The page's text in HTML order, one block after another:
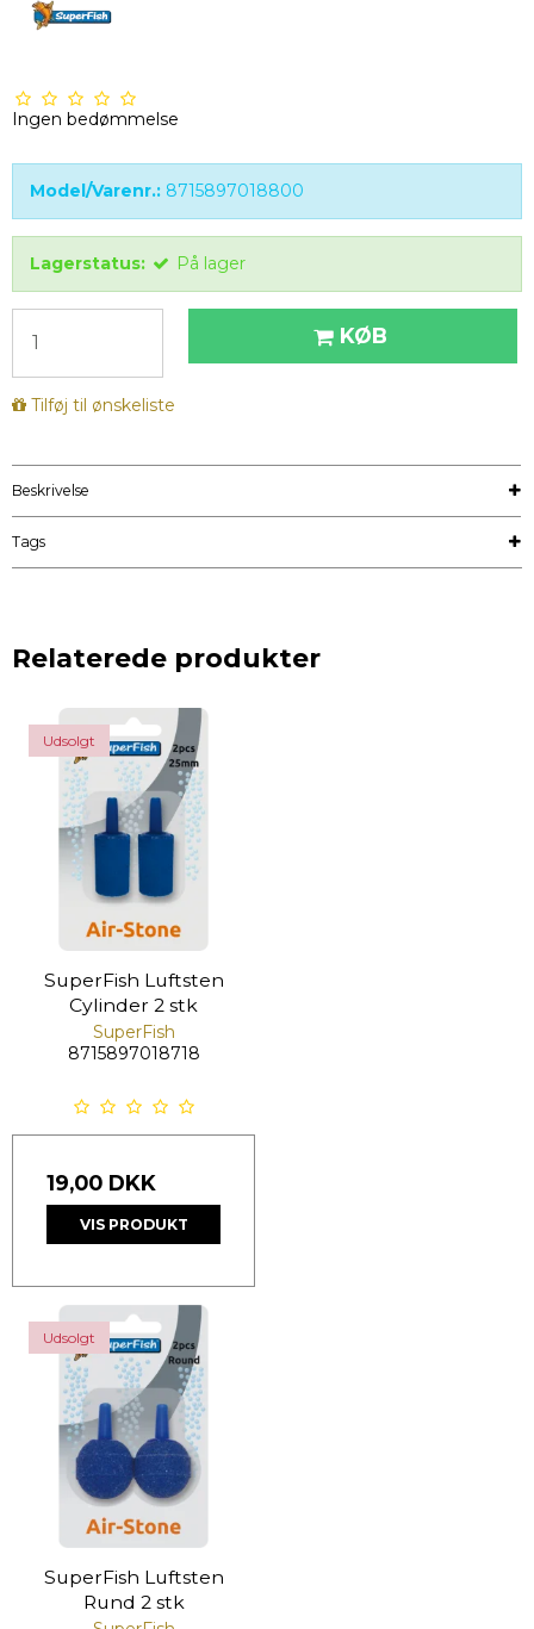
Ingen bedømmelse
Model/Varenr.: 8715897018800
Lagerstatus: På lager
KØB
Tilføj til ønskeliste
Beskrivelse
Tags
Relaterede produkter
Udsolgt
SuperFish Luftsten
Cylinder 2 stk
SuperFish
8715897018718
19,00 DKK
VIS PRODUKT
Udsolgt
SuperFish Luftsten
Rund 2 stk